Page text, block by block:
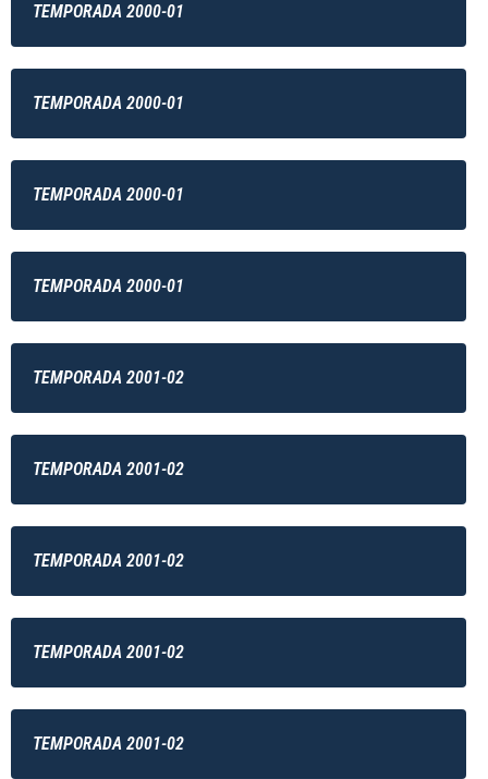
TEMPORADA 2000-01
TEMPORADA 2000-01
TEMPORADA 2000-01
TEMPORADA 2000-01
TEMPORADA 2001-02
TEMPORADA 2001-02
TEMPORADA 2001-02
TEMPORADA 2001-02
TEMPORADA 2001-02